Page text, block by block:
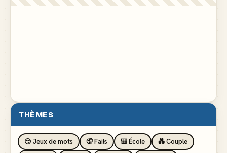
THÈMES
😏 Jeux de mots 🤦 Fails 🎒 École
💑 Couple